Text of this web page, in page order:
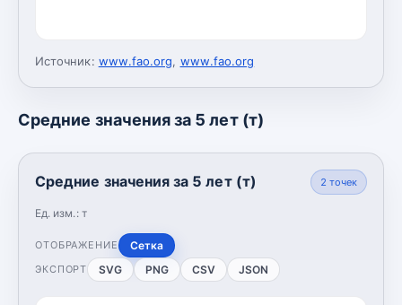
Источник: www.fao.org, www.fao.org
Средние значения за 5 лет (т)
Средние значения за 5 лет (т)
Ед. изм.: т
2 точек
ОТОБРАЖЕНИЕ Сетка
ЭКСПОРТ SVG PNG CSV JSON